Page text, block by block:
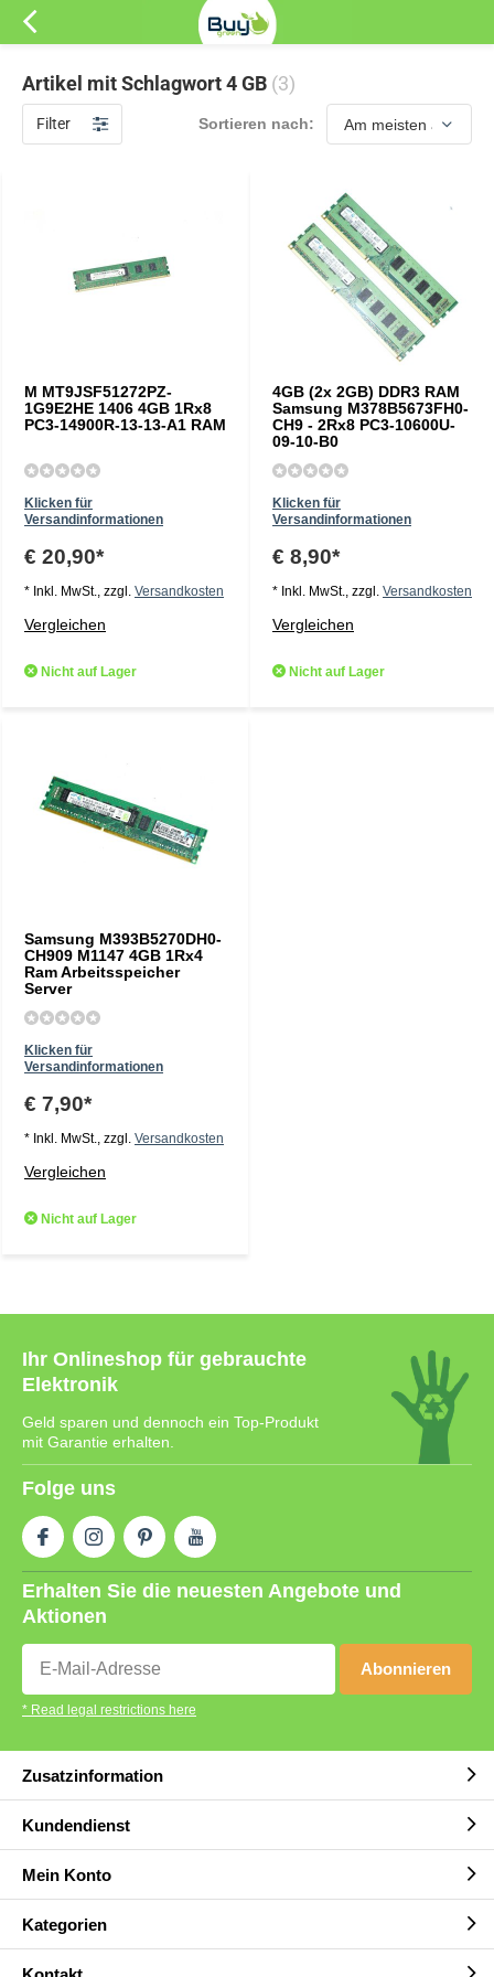
Artikel mit Schlagwort 4 GB (3)
Filter Sortieren nach:
M MT9JSF51272PZ-
1G9E2HE 1406 4GB 1Rx8
PC3-14900R-13-13-A1 RAM
Klicken für
Versandinformationen
€ 20,90*
* Inkl. MwSt., zzgl. Versandkosten
Vergleichen
Nicht auf Lager
4GB (2x 2GB) DDR3 RAM
Samsung M378B5673FH0-
CH9 - 2Rx8 PC3-10600U-
09-10-B0
Klicken für
Versandinformationen
€ 8,90*
* Inkl. MwSt., zzgl. Versandkosten
Vergleichen
Nicht auf Lager
Samsung M393B5270DH0-
CH909 M1147 4GB 1Rx4
Ram Arbeitsspeicher
Server
Klicken für
Versandinformationen
€ 7,90*
* Inkl. MwSt., zzgl. Versandkosten
Vergleichen
Nicht auf Lager
Ihr Onlineshop für gebrauchte
Elektronik
Geld sparen und dennoch ein Top-Produkt
mit Garantie erhalten.
Folge uns
Erhalten Sie die neuesten Angebote und
Aktionen
Abonnieren
* Read legal restrictions here
Zusatzinformation
Kundendienst
Mein Konto
Kategorien